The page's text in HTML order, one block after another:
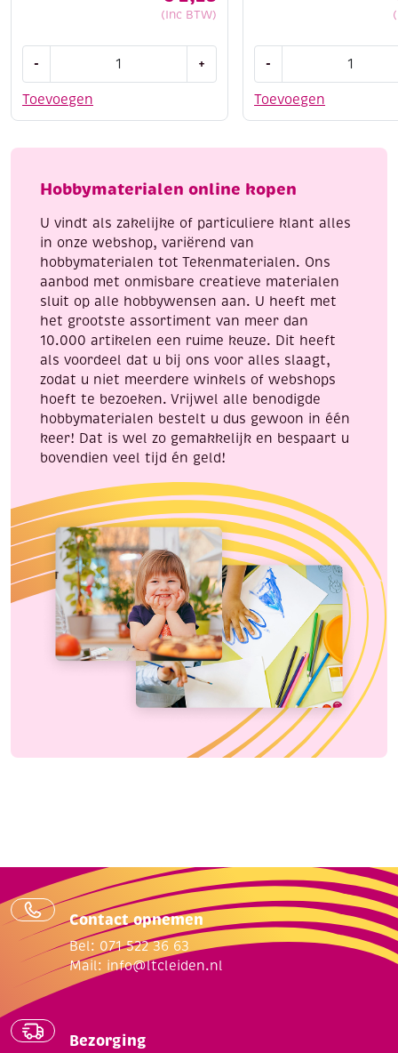
(Inc BTW)
Toevoegen
-
marker
+
Toevoegen
-
8
Hobbymaterialen online kopen
U vindt als zakelijke of particuliere klant alles
in onze webshop, variërend van
hobbymaterialen tot Tekenmaterialen. Ons
aanbod met onmisbare creatieve materialen
sluit op alle hobbywensen aan. U heeft met
het grootste assortiment van meer dan
10.000 artikelen een ruime keuze. Dit heeft
als voordeel dat u bij ons voor alles slaagt,
zodat u niet meerdere winkels of webshops
hoeft te bezoeken. Vrijwel alle benodigde
hobbymaterialen bestelt u dus gewoon in één
keer! Dat is wel zo gemakkelijk en bespaart u
bovendien veel tijd én geld!
Contact opnemen
Bel: 071 522 36 63
Mail: info@ltcleiden.nl
Bezorging